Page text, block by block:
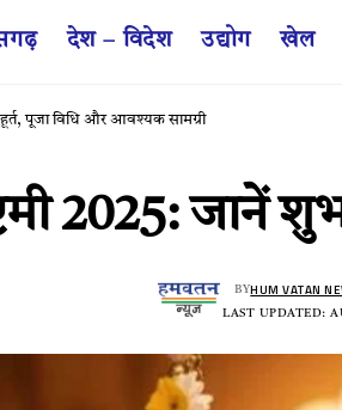
देश – विदेश उद्योग खेल
पूजा विधि और आवश्यक सामग्री
2025: जानें
LAST UPDATED:
BYHUM VATAN